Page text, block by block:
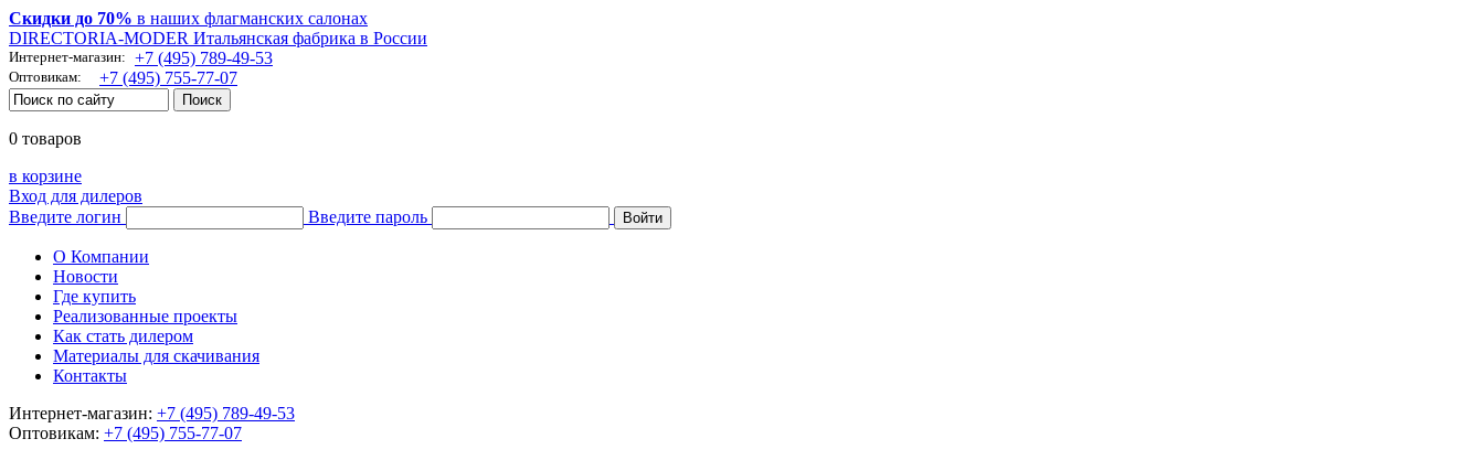
Скидки до 70% в наших флагманских салонах
DIRECTORIA-MODER Итальянская фабрика в России
Интернет-магазин: +7 (495) 789-49-53
Оптовикам: +7 (495) 755-77-07
0 товаров
в корзине
Вход для дилеров
Введите логин
Введите пароль
О Компании
Новости
Где купить
Реализованные проекты
Как стать дилером
Материалы для скачивания
Контакты
Интернет-магазин: +7 (495) 789-49-53
Оптовикам: +7 (495) 755-77-07